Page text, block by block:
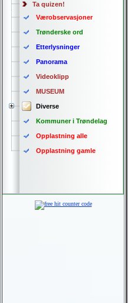
Ta quizen!
Værobservasjoner
Trønderske ord
Etterlysninger
Panorama
Videoklipp
MUSEUM
Diverse
Kommuner i Trøndelag
Opplastning alle
Opplastning gamle